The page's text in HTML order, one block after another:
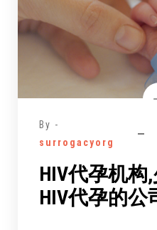
By -
surrogacyorg
HIV代孕机构
HIV代孕的公